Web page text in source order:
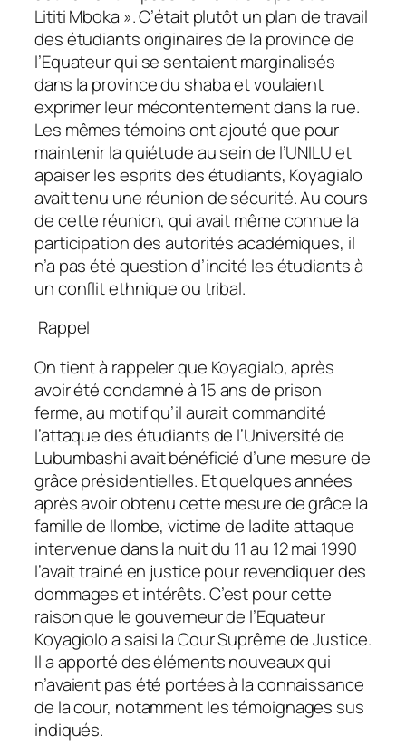
Lititi Mboka ». C’était plutôt un plan de travail
des étudiants originaires de la province de
l’Equateur qui se sentaient marginalisés
dans la province du shaba et voulaient
exprimer leur mécontentement dans la rue.
Les mêmes témoins ont ajouté que pour
maintenir la quiétude au sein de l’UNILU et
apaiser les esprits des étudiants, Koyagialo
avait tenu une réunion de sécurité. Au cours
de cette réunion, qui avait même connue la
participation des autorités académiques, il
n’a pas été question d’incité les étudiants à
un conflit ethnique ou tribal.
Rappel
On tient à rappeler que Koyagialo, après
avoir été condamné à 15 ans de prison
ferme, au motif qu’il aurait commandité
l’attaque des étudiants de l’Université de
Lubumbashi avait bénéficié d’une mesure de
grâce présidentielles. Et quelques années
après avoir obtenu cette mesure de grâce la
famille de Ilombe, victime de ladite attaque
intervenue dans la nuit du 11 au 12 mai 1990
l’avait trainé en justice pour revendiquer des
dommages et intérêts. C’est pour cette
raison que le gouverneur de l’Equateur
Koyagiolo a saisi la Cour Suprême de Justice.
Il a apporté des éléments nouveaux qui
n’avaient pas été portées à la connaissance
de la cour, notamment les témoignages sus
indiqués.